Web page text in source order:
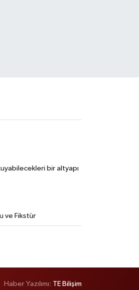
bir altyapı
ve Fikstür
Haber Yazılımı: TE Bilişim